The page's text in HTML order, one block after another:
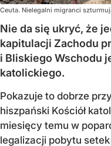
Ceuta. Nielegalni migranci
Nie da się ukryć, że
kapitulacji Zachodu
i Bliskiego Wschodu
katolickiego.
Pokazuje to dobrze
hiszpański Kościół
miesięcy temu w
legalizacji pobytu